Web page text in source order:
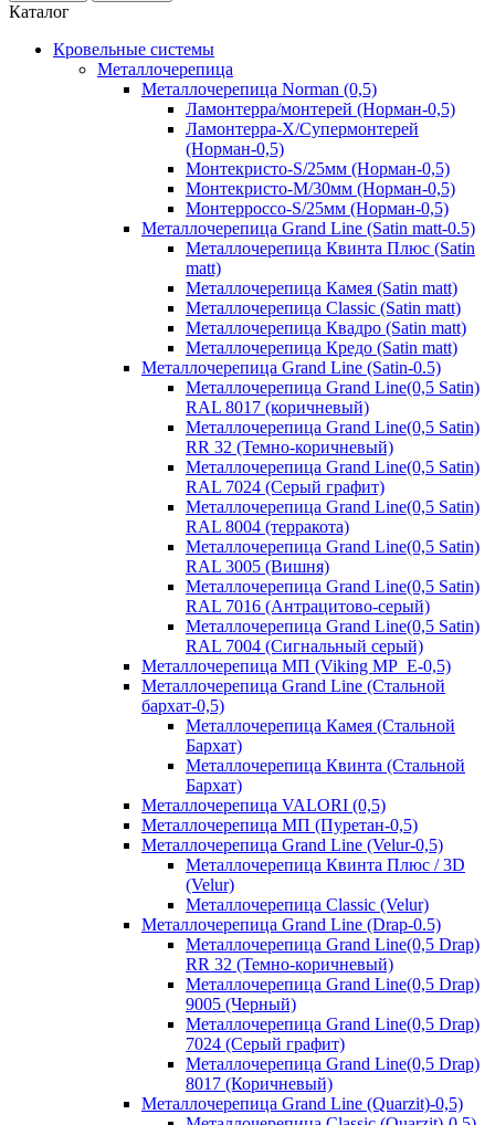
Каталог
Кровельные системы
Металлочерепица
Металлочерепица Norman (0,5)
Ламонтерра/монтерей (Норман-0,5)
Ламонтерра-Х/Супермонтерей
(Норман-0,5)
Монтекристо-S/25мм (Норман-0,5)
Монтекристо-M/30мм (Норман-0,5)
Монтерроссо-S/25мм (Норман-0,5)
Металлочерепица Grand Line (Satin matt-0.5)
Металлочерепица Квинта Плюс (Satin
matt)
Металлочерепица Камея (Satin matt)
Металлочерепица Classic (Satin matt)
Металлочерепица Квадро (Satin matt)
Металлочерепица Кредо (Satin matt)
Металлочерепица Grand Line (Satin-0.5)
Металлочерепица Grand Line(0,5 Satin)
RAL 8017 (коричневый)
Металлочерепица Grand Line(0,5 Satin)
RR 32 (Темно-коричневый)
Металлочерепица Grand Line(0,5 Satin)
RAL 7024 (Серый графит)
Металлочерепица Grand Line(0,5 Satin)
RAL 8004 (терракота)
Металлочерепица Grand Line(0,5 Satin)
RAL 3005 (Вишня)
Металлочерепица Grand Line(0,5 Satin)
RAL 7016 (Антрацитово-серый)
Металлочерепица Grand Line(0,5 Satin)
RAL 7004 (Сигнальный серый)
Металлочерепица МП (Viking MP_E-0,5)
Металлочерепица Grand Line (Стальной
бархат-0,5)
Металлочерепица Камея (Стальной
Бархат)
Металлочерепица Квинта (Стальной
Бархат)
Металлочерепица VALORI (0,5)
Металлочерепица МП (Пуретан-0,5)
Металлочерепица Grand Line (Velur-0,5)
Металлочерепица Квинта Плюс / 3D
(Velur)
Металлочерепица Classic (Velur)
Металлочерепица Grand Line (Drap-0.5)
Металлочерепица Grand Line(0,5 Drap)
RR 32 (Темно-коричневый)
Металлочерепица Grand Line(0,5 Drap)
9005 (Черный)
Металлочерепица Grand Line(0,5 Drap)
7024 (Серый графит)
Металлочерепица Grand Line(0,5 Drap)
8017 (Коричневый)
Металлочерепица Grand Line (Quarzit)-0,5)